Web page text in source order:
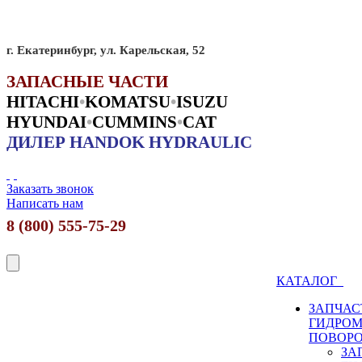
г. Екатеринбург, ул. Карельская, 52
ЗАПАСНЫЕ ЧАСТИ
HITACHI•KOMATSU•ISUZU
HYUNDAI•CUMMINS•CAT
ДИЛЕР HANDOK HYDRAULIC
Заказать звонок
Написать нам
8 (800) 555-75-29
КАТАЛОГ